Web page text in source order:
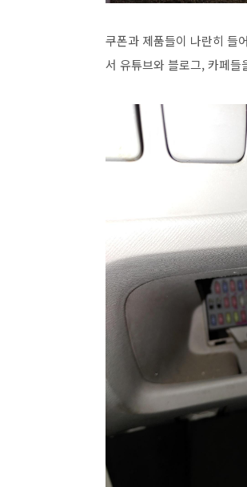
쿠폰과 제품들이 나란히 들
서 유튜브와 블로그, 카페들